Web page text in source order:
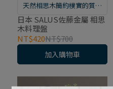
天然相思木簡約樸實的質感
木紋獨一無二 增添高貴典雅
的用餐氛圍 高強硬度，堅固
耐用
日本 SALUS佐藤金屬 相思
木料理盤
NT$420NT$700
加入購物車